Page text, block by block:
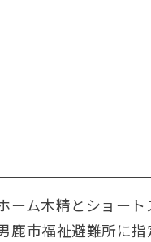
ーム木精とショート
鹿市福祉避難所に